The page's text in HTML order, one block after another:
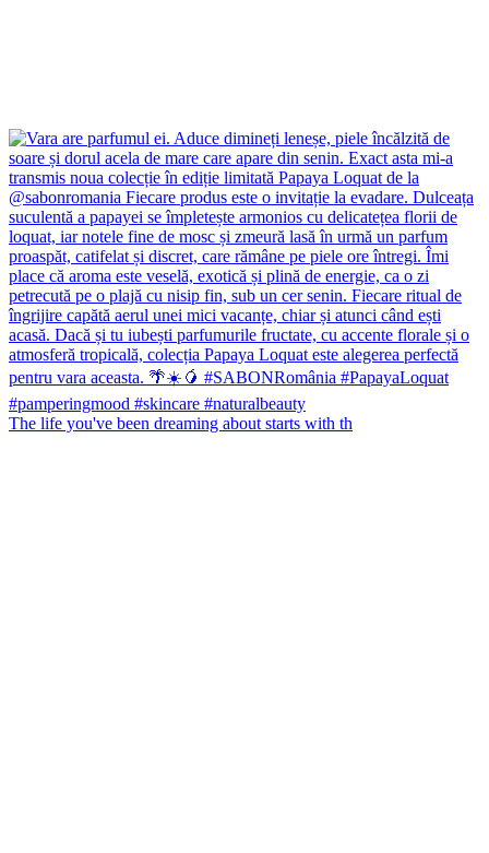
The life you've been dreaming about starts with th